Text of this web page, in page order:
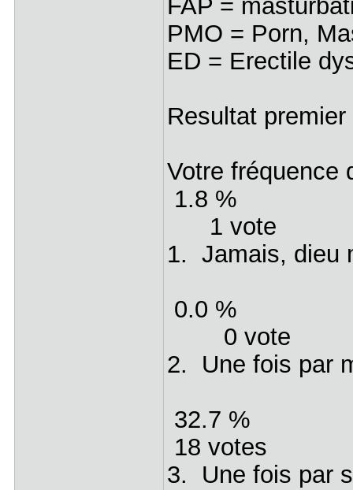
FAP =
PMO = Porn,
ED = Erectile
Resultat
Votre fréquence
1.8 %
1 vote
1. Jamais, dieu
0.0 %
0 vote
2. Une fois par
32.7 %
18 votes
3. Une fois par